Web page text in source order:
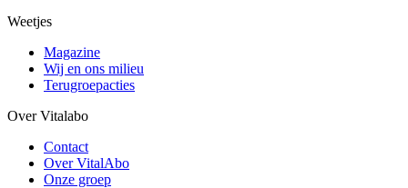
Weetjes
Magazine
Wij en ons milieu
Terugroepacties
Over Vitalabo
Contact
Over VitalAbo
Onze groep